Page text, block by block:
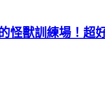
怪獸訓練場！超